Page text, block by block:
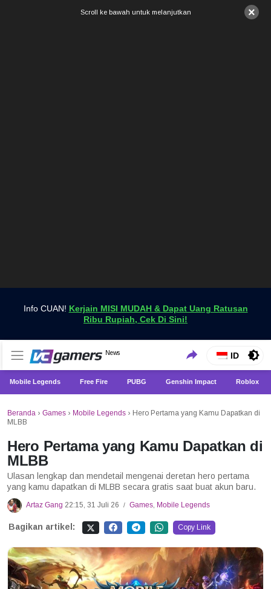
×
Scroll ke bawah untuk melanjutkan
Info CUAN! Kerjain MISI MUDAH & Dapat Uang Ratusan
Ribu Rupiah, Cek Di Sini!
VCGamers News
News
Dapatkan Berita Games Terbaru Hanya di VCGamers
ID
Mobile Legends Free Fire PUBG Genshin Impact Roblox
Beranda › Games › Mobile Legends › Hero Pertama yang Kamu Dapatkan di
MLBB
Hero Pertama yang Kamu Dapatkan di
MLBB
Ulasan lengkap dan mendetail mengenai deretan hero pertama
yang kamu dapatkan di MLBB secara gratis saat buat akun baru.
Artaz Gang 22:15, 31 Juli 26 / Games, Mobile Legends
Bagikan artikel: Copy Link